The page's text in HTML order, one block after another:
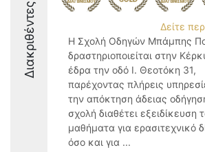
Διακριθέντες
Δείτε
Η Σχολή Οδηγών Μπάμπης
δραστηριοποιείται στην
έδρα την οδό Ι. Θεοτόκη 31,
παρέχοντας πλήρεις
την απόκτηση άδειας
σχολή διαθέτει εξειδίκευση
μαθήματα για ερασιτεχνικό
όσο και για ...